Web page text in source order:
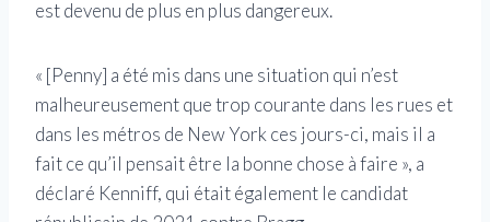
est devenu de plus en plus dangereux.
« [Penny] a été mis dans une situation qui n’est
malheureusement que trop courante dans les rues et
dans les métros de New York ces jours-ci, mais il a
fait ce qu’il pensait être la bonne chose à faire », a
déclaré Kenniff, qui était également le candidat